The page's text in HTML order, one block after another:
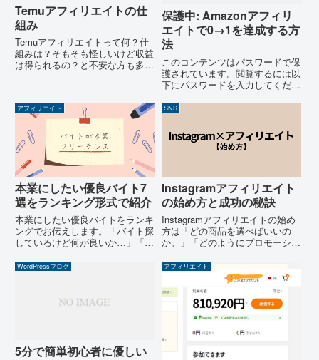
Temuアフィリエイトの仕
組み
Temuアフィリエイトって何？仕
組みは？そもそも怪しいけど収益
は得られるの？と不安な方も多い
い。Temuアフィリエイトを始め
て間もない頃は疑心暗鬼で取...
保護中: Amazonアフィリ
エイトで0→1を達成する方
法
このコンテンツはパスワードで保
護されています。閲覧するには以
下にパスワードを入力してくださ
アフィリエイト
本業にしたい優良バイト7
選をランキング形式で紹介
本業にしたい優良バイトをランキ
ングでお伝えします。「バイト探
しているけど何が良いか…」「正
い…」「よく紹介されてるけど大
範囲が豊富な今が好みの職を試す
SNS
Instagramアフィリエイト
の始め方と成功の秘訣
Instagramアフィリエイトの始め
方は「どの商品を選べばいいの
か。」「どのようにプロモーショ
より本当に収益化できるのか。」
具体的なステップが分からない皆
さんへ結論：収益化は簡単です
が、「魅せ方・商品」次第で...
WordPressブログ
5分で簡単初心者に優しい
アフィリエイト